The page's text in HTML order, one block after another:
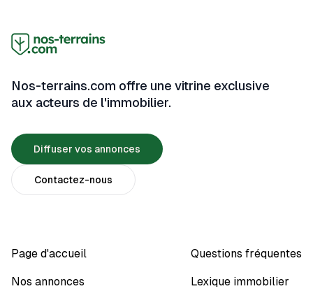
Nos-terrains.com offre une vitrine exclusive
aux acteurs de l'immobilier.
Diffuser vos annonces
Contactez-nous
Page d'accueil
Nos annonces
Questions fréquentes
Lexique immobilier